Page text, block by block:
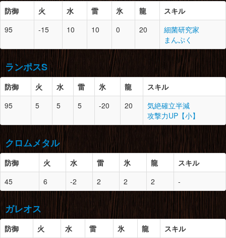
脚
18
ゲネポスの上鱗×2
ゲネポスの上皮×4
ドラグライト鉱石×5
腰
18 2
ランゴスタの薄羽×3
上質な腹袋×2
キラービートル×3
脚
18 0
ランゴスタの薄羽×2
モンスターの濃汁×1
ドスヘラクレス×2
胴
18 1
徹甲虫の薄羽×3
極彩色の羽×1
モンスターの濃汁×2
腕
18 1
徹甲虫の薄羽×3
極彩色の羽×1
上質な毛皮×1
腰
18
徹甲虫の堅殻×3
極彩色の羽×2
へんなクチバシ×1
脚
18 1
徹甲虫の堅殻×4
防御 火 水 雷 氷 龍
スキル
95
-15 10 10 0 20
細菌研究家
まんぷく
防御 スロット
必要素材
頭
19 2
桃毛獣の剛毛×2
極彩色の毛×1
桃毛獣の尖爪×2
ドスヘラクレス×2
胴
19 0
桃毛獣の剛毛×3
コンガの剛毛×4
ドスヘラクレス×3
腕
19
桃毛獣の剛毛×2
とがった爪×4
コンガの剛毛×4
桃毛獣の剛毛×3
桃毛獣の牙×3
強靭な鳥竜皮×2
上竜骨×2
ランポスS
防御 火 水 雷 氷 龍
スキル
95
5 5 5 -20 20
気絶確立半減
攻撃力UP【小】
防御 スロット
必要素材
頭
19 1
ランポスの上皮×3
ランポスの尖爪×2
ドスランポスの頭×1
ドラグライト鉱石×2
胴
19 1
ランポスの尖爪×4
ランポスの上皮×3
強靭な鳥竜皮×3
カブレライト鉱石×2
腕
19 2
ランポスの尖爪×4
鳴き袋×4
クロムメタル
防御 火 水 雷 氷 龍
スキル
45
6 -2 2 2 2 -
防御 スロット
必要素材
頭
- 0
-
胴
- 0
-
腕
0
-
ガレオス
防御 火 水 雷 氷 龍
スキル